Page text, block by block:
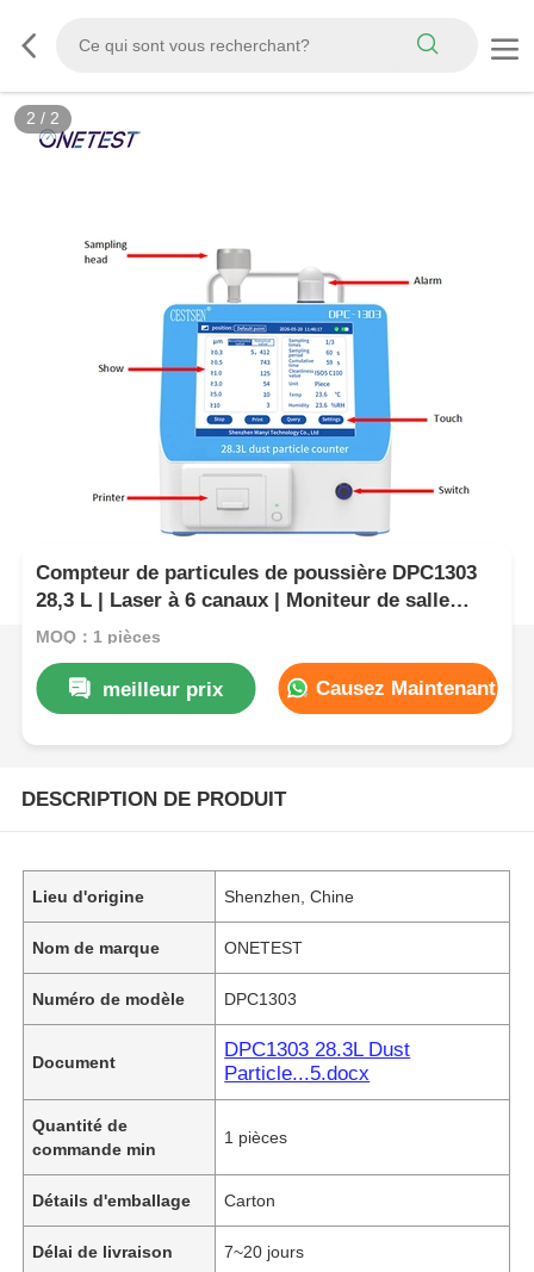
2 / 2
Compteur de particules de poussière DPC1303
28,3 L | Laser à 6 canaux | Moniteur de salle
blanche
MOQ：1 pièces
meilleur prix Causez Maintenant
DESCRIPTION DE PRODUIT
Lieu d'origine Shenzhen, Chine
Nom de marque ONETEST
Numéro de modèle DPC1303
Document
DPC1303 28.3L Dust
Particle...5.docx
Quantité de
commande min
1 pièces
Détails d'emballage Carton
Délai de livraison 7~20 jours